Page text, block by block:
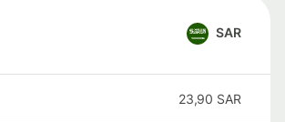
SAR
23,90 SAR